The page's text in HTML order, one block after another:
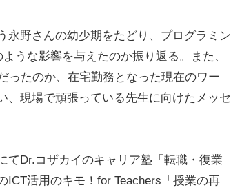
野さんの幼少期をたどり、プログラミン
うな影響を与えたのか振り返る。また、
ったのか、在宅勤務となった現在のワー
、現場で頑張っている先生に向けたメッセ
Dr.コザカイのキャリア塾「転職・復業
ICT活用のキモ！for Teachers「授業の再